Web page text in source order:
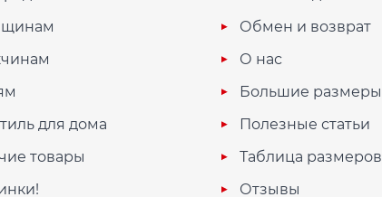
для дома
товары
Обмен и возврат
О нас
Большие размеры
Полезные статьи
Таблица размеров
Отзывы